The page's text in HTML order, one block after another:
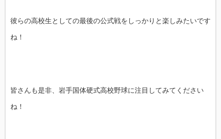
彼らの高校生としての最後の公式戦をしっかりと楽しみたいです
ね！
皆さんも是非、岩手国体硬式高校野球に注目してみてください
ね！